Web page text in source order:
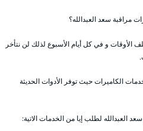
مراقبة سعد العبدالله؟
الأوقات و في كل أيام الأسبوع لذلك لن نتأخر
الكاميرات حيث توفر الأدوات الحديثة
سعد العبدالله لطلب إيا من الخدمات الاتية: